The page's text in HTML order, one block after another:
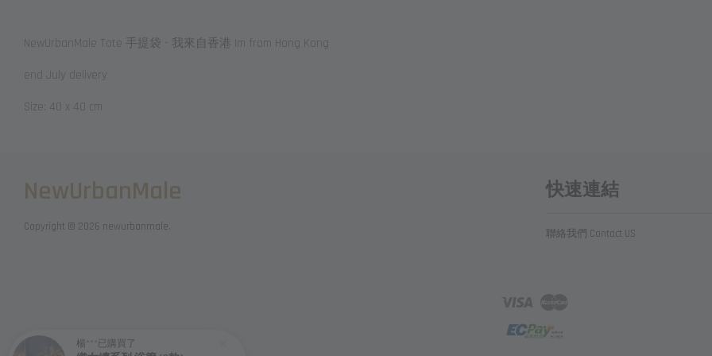
NewUrbanMale Tote 手提袋 - 我來自香港 Im from Hong Kong
end July delivery
Size: 40 x 40 cm
NewUrbanMale
Copyright © 2026 newurbanmale.
快速連結
聯絡我們 Contact US
楊*** 已購買了